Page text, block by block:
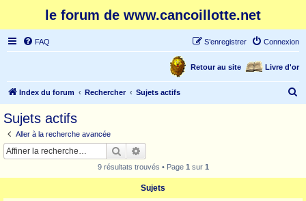
le forum de www.cancoillotte.net
FAQ Connexion
S’enregistrer
Livre d'or
Retour au site
Index du forum Rechercher Sujets actifs
Sujets actifs
Aller à la recherche avancée
Rechercher
9 résultats trouvés • Page 1 sur 1
Sujets